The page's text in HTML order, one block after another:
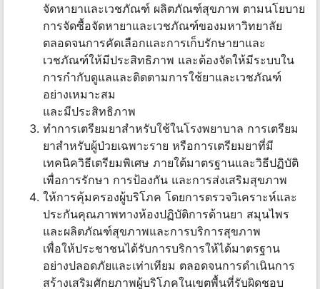
จัดหายาและเวชภัณฑ์ ผลิตภัณฑ์สุขภาพ ตามนโยบาย
การจัดซื้อจัดหายาและเวชภัณฑ์ของมหาวิทยาลัย
ตลอดจนการคัดเลือกและการเก็บรักษายาและ
เวชภัณฑ์ให้มีประสิทธิภาพ และต้องจัดให้มีระบบใน
การกำกับดูแลและติดตามการใช้ยาและเวชภัณฑ์
อย่างเหมาะสม
และมีประสิทธิภาพ
ทำการเตรียมยาสำหรับใช้ในโรงพยาบาล การเตรียม
ยาสำหรับผู้ป่วยเฉพาะราย หรือการเตรียมยาที่มี
เทคนิควิธีเตรียมพิเศษ ภายใต้มาตรฐานและวิธีปฏิบัติ
เพื่อการรักษา การป้องกัน และการส่งเสริมสุขภาพ
ให้การคุ้มครองผู้บริโภค โดยการตรวจวิเคราะห์และ
ประกันคุณภาพทางห้องปฏิบัติการด้านยา สมุนไพร
และผลิตภัณฑ์สุขภาพและการบริการสุขภาพ
เพื่อให้ประชาชนได้รับการบริการให้ได้มาตรฐาน
อย่างปลอดภัยและเท่าเทียม ตลอดจนการดำเนินการ
สร้างเสริมศักยภาพผู้บริโภคในเขตพื้นที่รับผิดชอบ